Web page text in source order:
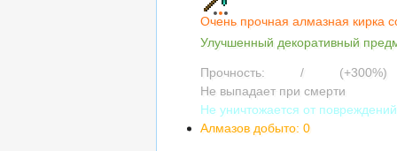
Очень прочная алмазная кирка
Улучшенный декоративный
Прочность: /
(+300%)
Не выпадает при смерти
Не уничтожается от повреждений
Алмазов добыто: 0